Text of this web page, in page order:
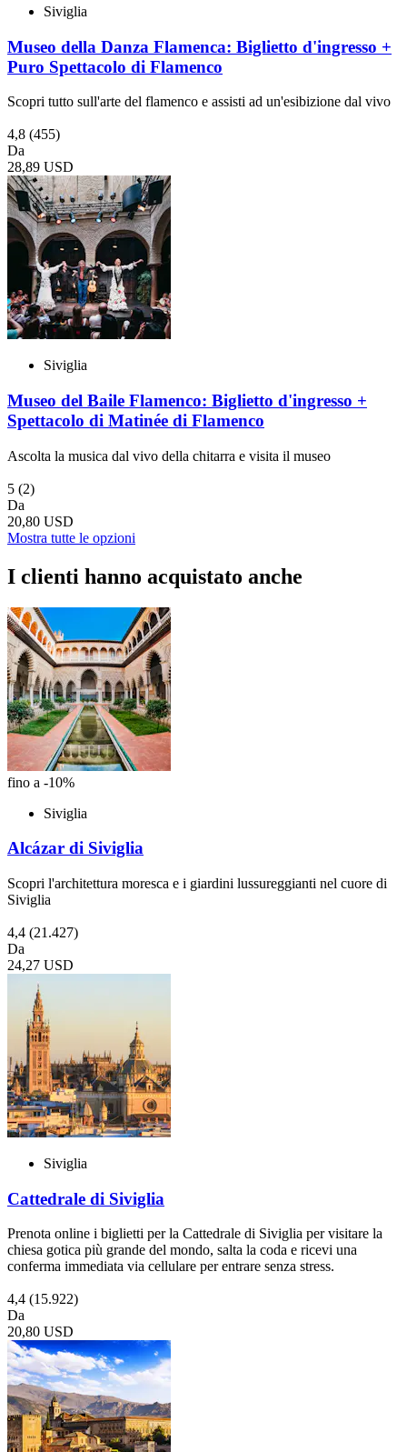
Siviglia
Museo della Danza Flamenca: Biglietto d'ingresso +
Puro Spettacolo di Flamenco
Scopri tutto sull'arte del flamenco e assisti ad un'esibizione dal vivo
4,8 (455)
Da
28,89 USD
Siviglia
Museo del Baile Flamenco: Biglietto d'ingresso +
Spettacolo di Matinée di Flamenco
Ascolta la musica dal vivo della chitarra e visita il museo
5 (2)
Da
20,80 USD
Mostra tutte le opzioni
I clienti hanno acquistato anche
fino a -10%
Siviglia
Alcázar di Siviglia
Scopri l'architettura moresca e i giardini lussureggianti nel cuore di
Siviglia
4,4 (21.427)
Da
24,27 USD
Siviglia
Cattedrale di Siviglia
Prenota online i biglietti per la Cattedrale di Siviglia per visitare la
chiesa gotica più grande del mondo, salta la coda e ricevi una
conferma immediata via cellulare per entrare senza stress.
4,4 (15.922)
Da
20,80 USD